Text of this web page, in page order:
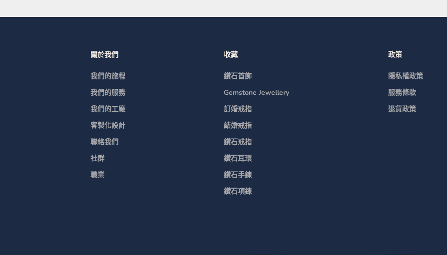
關於我們
我們的旅程
我們的服務
我們的工廠
客製化設計
聯絡我們
社群
職業
收藏
鑽石首飾
Gemstone Jewellery
訂婚戒指
結婚戒指
鑽石戒指
鑽石耳環
鑽石手鍊
鑽石項鍊
政策
隱私權政策
服務條款
退貨政策